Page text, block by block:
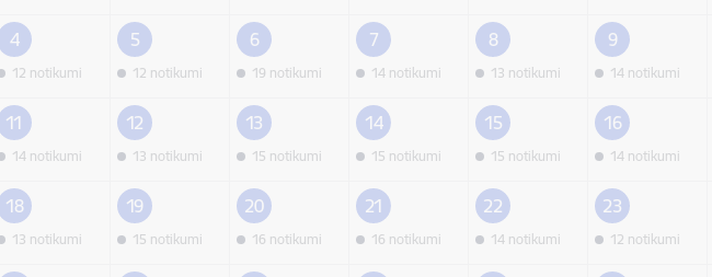
4
12 notikumi
5
12 notikumi
6
19 notikumi
7
14 notikumi
8
13 notikumi
9
14 notikumi
11
14 notikumi
12
13 notikumi
13
15 notikumi
14
15 notikumi
15
15 notikumi
16
14 notikumi
18
13 notikumi
19
15 notikumi
20
16 notikumi
21
16 notikumi
22
14 notikumi
23
12 notikumi